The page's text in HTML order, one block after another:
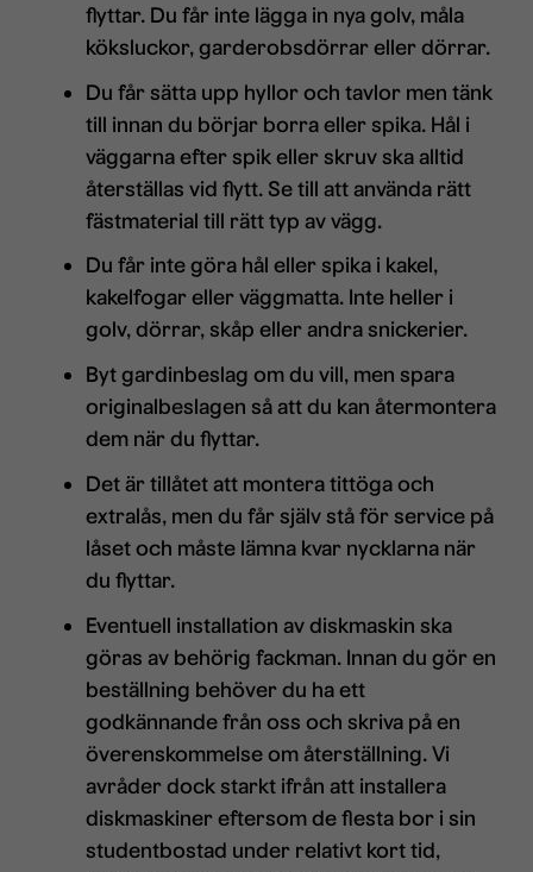
flyttar. Du får inte lägga in nya golv, måla
köksluckor, garderobsdörrar eller dörrar.
Du får sätta upp hyllor och tavlor men tänk
till innan du börjar borra eller spika. Hål i
väggarna efter spik eller skruv ska alltid
återställas vid flytt. Se till att använda rätt
fästmaterial till rätt typ av vägg.
Du får inte göra hål eller spika i kakel,
kakelfogar eller väggmatta. Inte heller i
golv, dörrar, skåp eller andra snickerier.
Byt gardinbeslag om du vill, men spara
originalbeslagen så att du kan återmontera
dem när du flyttar.
Det är tillåtet att montera tittöga och
extralås, men du får själv stå för service på
låset och måste lämna kvar nycklarna när
du flyttar.
Eventuell installation av diskmaskin ska
göras av behörig fackman. Innan du gör en
beställning behöver du ha ett
godkännande från oss och skriva på en
överenskommelse om återställning. Vi
avråder dock starkt ifrån att installera
diskmaskiner eftersom de flesta bor i sin
studentbostad under relativt kort tid,